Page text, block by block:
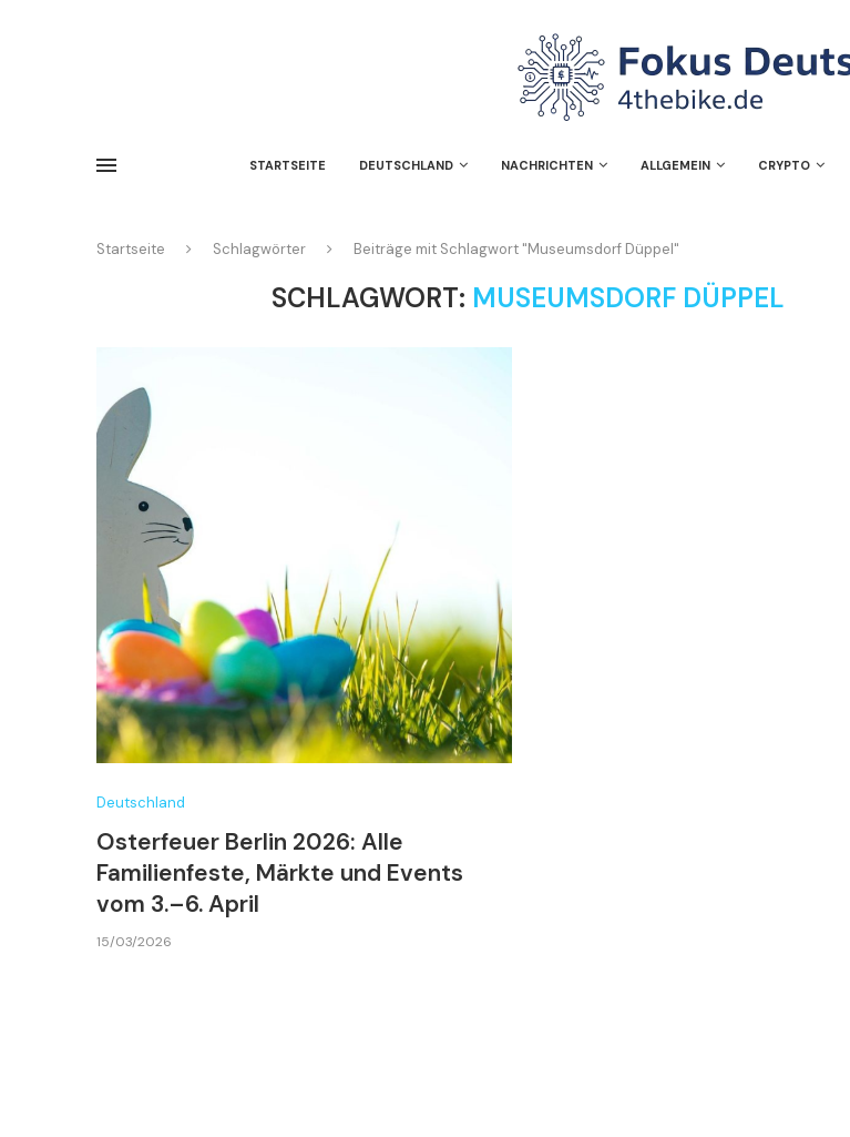
STARTSEITE DEUTSCHLAND NACHRICHTEN ALLGEMEIN CRYPTO
Startseite Schlagwörter Beiträge mit Schlagwort "Museumsdorf Düppel"
SCHLAGWORT: MUSEUMSDORF DÜPPEL
Deutschland
Osterfeuer Berlin 2026: Alle
Familienfeste, Märkte und Events
vom 3.–6. April
15/03/2026